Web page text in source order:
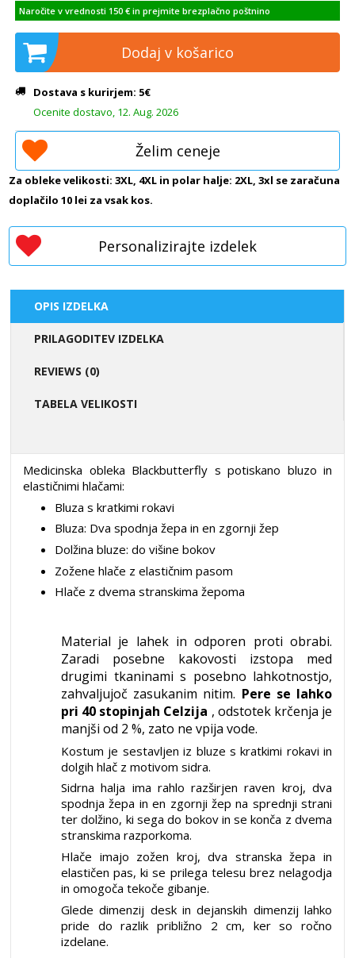
Naročite v vrednosti 150 € in prejmite brezplačno poštnino
Dodaj v košarico
Dostava s kurirjem: 5€
Ocenite dostavo, 12. Aug. 2026
Želim ceneje
Za obleke velikosti: 3XL, 4XL in polar halje: 2XL, 3xl se zaračuna
doplačilo 10 lei za vsak kos.
Personalizirajte izdelek
OPIS IZDELKA
PRILAGODITEV IZDELKA
REVIEWS (0)
TABELA VELIKOSTI
Medicinska obleka Blackbutterfly s potiskano bluzo in
elastičnimi hlačami:
Bluza s kratkimi rokavi
Bluza: Dva spodnja žepa in en zgornji žep
Dolžina bluze: do višine bokov
Zožene hlače z elastičnim pasom
Hlače z dvema stranskima žepoma
Material je lahek in odporen proti obrabi.
Zaradi posebne kakovosti izstopa med
drugimi tkaninami s posebno lahkotnostjo,
zahvaljujoč zasukanim nitim. Pere se lahko
pri 40 stopinjah Celzija , odstotek krčenja je
manjši od 2 %, zato ne vpija vode.
Kostum je sestavljen iz bluze s kratkimi rokavi in
dolgih hlač z motivom sidra.
Sidrna halja ima rahlo razširjen raven kroj, dva
spodnja žepa in en zgornji žep na sprednji strani
ter dolžino, ki sega do bokov in se konča z dvema
stranskima razporkoma.
Hlače imajo zožen kroj, dva stranska žepa in
elastičen pas, ki se prilega telesu brez nelagodja
in omogoča tekoče gibanje.
Glede dimenzij desk in dejanskih dimenzij lahko
pride do razlik približno 2 cm, ker so ročno
izdelane.